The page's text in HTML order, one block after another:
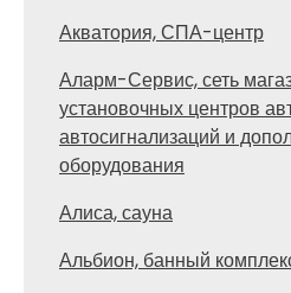
Акватория, СПА-центр
Аларм-Сервис, сеть
установочных центров
автосигнализаций и
оборудования
Алиса, сауна
Альбион, банный